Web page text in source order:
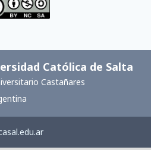
Católica de Salta
Castañares